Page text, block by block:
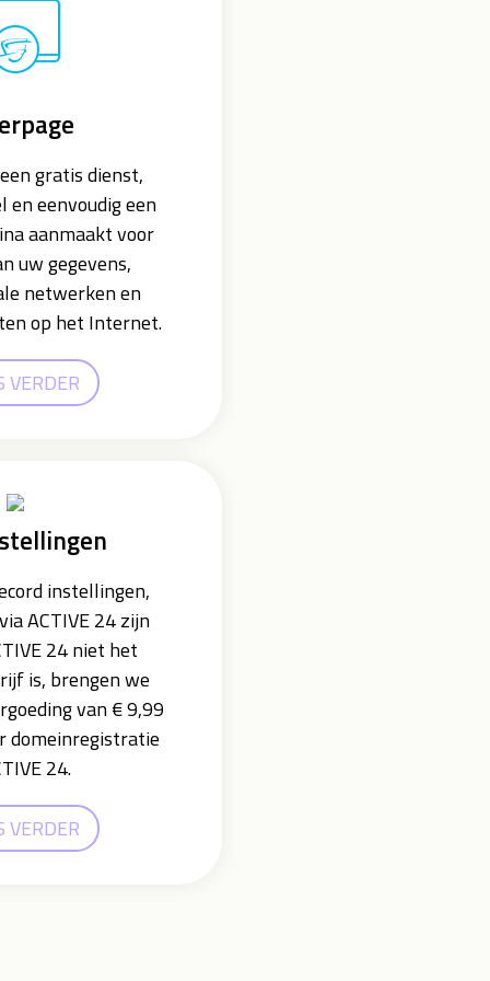
gratis dienst,
en eenvoudig een
aanmaakt voor
uw gegevens,
netwerken en
op het Internet.
VERDER
instellingen,
ACTIVE 24 zijn
24 niet het
is, brengen we
van € 9,99
domeinregistratie
24.
VERDER